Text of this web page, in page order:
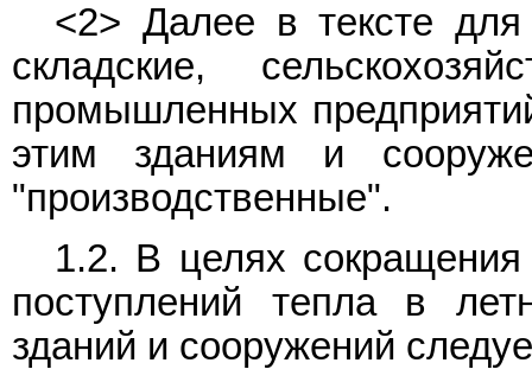
<2> Далее в тексте для
складские,
промышленных
этим зданиям и
"производственные".
1.2. В целях
поступлений тепла в
зданий и сооружений